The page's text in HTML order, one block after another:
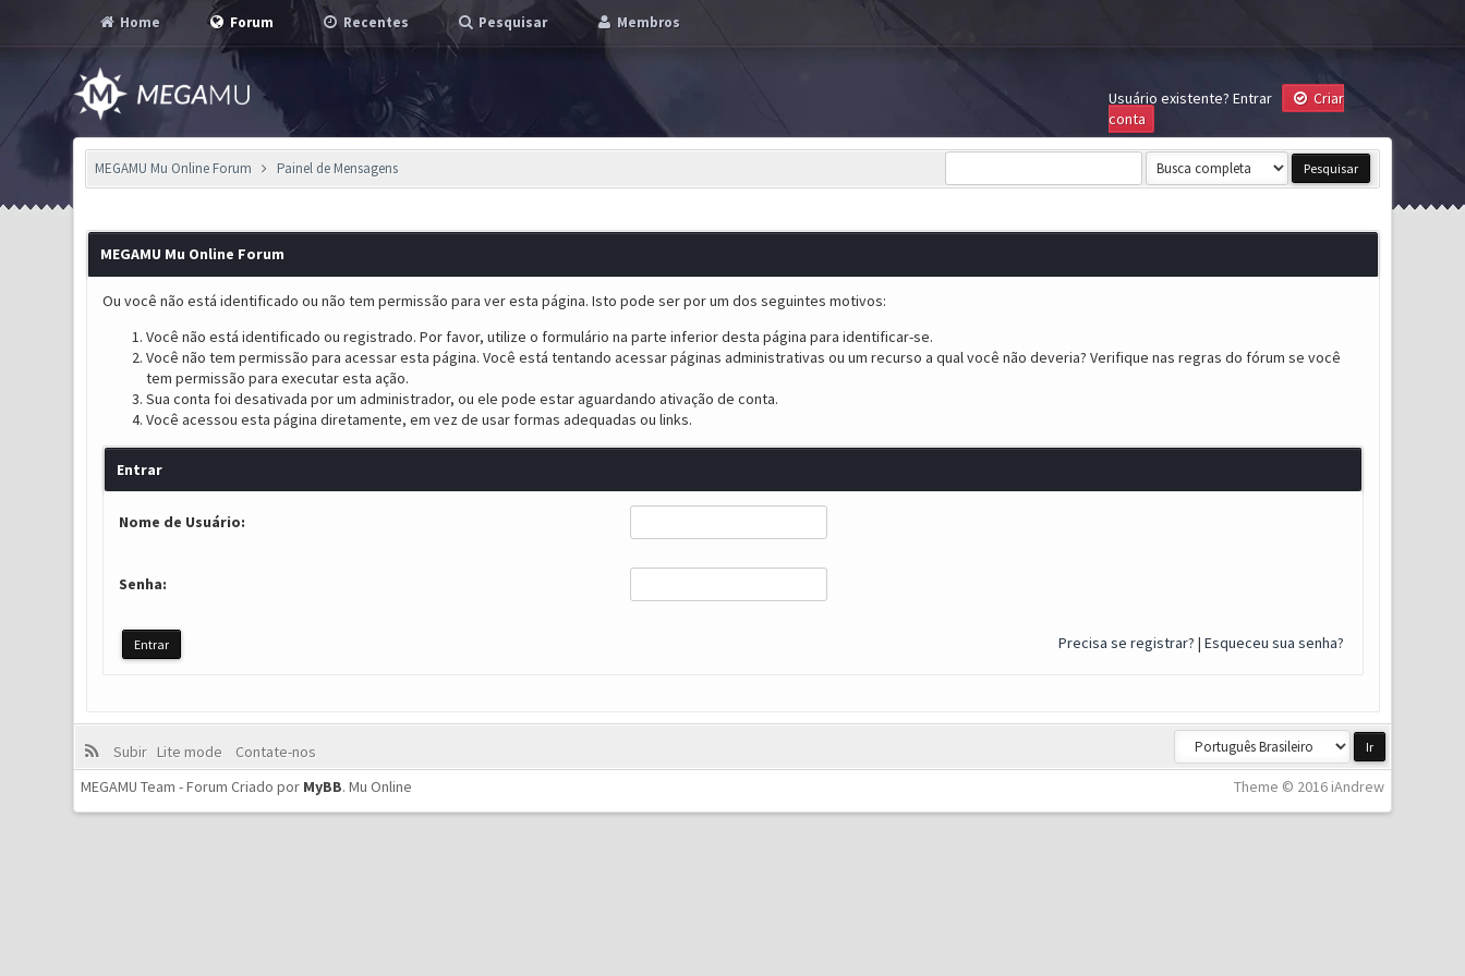
Home Forum Recentes Pesquisar Membros
Usuário existente? Entrar
Criar
conta
MEGAMU Mu Online Forum Painel de Mensagens
MEGAMU Mu Online Forum
Ou você não está identificado ou não tem permissão para ver esta página. Isto pode ser por um dos seguintes motivos:
Você não está identificado ou registrado. Por favor, utilize o formulário na parte inferior desta página para identificar-se.
Você não tem permissão para acessar esta página. Você está tentando acessar páginas administrativas ou um recurso a qual você não deveria? Verifique nas regras do fórum se você
tem permissão para executar esta ação.
Sua conta foi desativada por um administrador, ou ele pode estar aguardando ativação de conta.
Você acessou esta página diretamente, em vez de usar formas adequadas ou links.
Entrar
Nome de Usuário:
Senha:
Precisa se registrar? | Esqueceu sua senha?
Subir Lite mode
Contate-nos
Theme © 2016 iAndrew
MEGAMU Team - Forum Criado por MyBB.Mu Online